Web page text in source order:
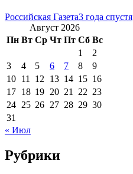
Российская Газета3 года спустя
Август 2026
Пн Вт Ср Чт Пт Сб Вс
1
2
3
4 5 6 7 8
9
10 11 12 13 14 15 16
17 18 19 20 21 22 23
24 25 26 27 28 29 30
31
« Июл
Рубрики